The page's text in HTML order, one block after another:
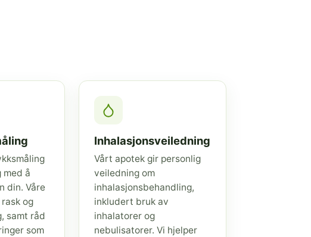
med å
din. Våre
og
samt råd
som
Inhalasjonsveiledning
Vårt apotek gir personlig
veiledning om
inhalasjonsbehandling,
inkludert bruk av
inhalatorer og
nebulisatorer. Vi hjelper